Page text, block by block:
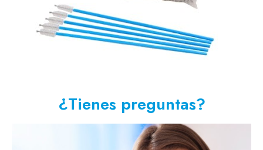
¿Tienes preguntas?